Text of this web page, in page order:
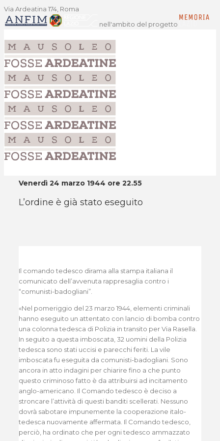
Via Ardeatina 174, Roma
nell'ambito del progetto
Venerdì 24 marzo 1944 ore 22.55
L’ordine è già stato eseguito
Il comando tedesco dirama alla stampa italiana il
comunicato dell’avvenuta rappresaglia contro i
“comunisti-badogliani”.
«Nel pomeriggio del 23 marzo 1944, elementi criminali
hanno eseguito un attentato con lancio di bomba contro
una colonna tedesca di Polizia in transito per Via Rasella.
In seguito a questa imboscata, 32 uomini della Polizia
tedesca sono stati uccisi e parecchi feriti. La vile
imboscata fu eseguita da comunisti-badogliani. Sono
ancora in atto indagini per chiarire fino a che punto
questo criminoso fatto è da attribuirsi ad incitamento
anglo-americano. Il Comando tedesco è deciso a
stroncare l’attività di questi banditi scellerati. Nessuno
dovrà sabotare impunemente la cooperazione italo-
tedesca nuovamente affermata. Il Comando tedesco,
perciò, ha ordinato che per ogni tedesco ammazzato